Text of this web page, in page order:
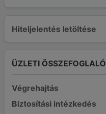
Hiteljelentés letöltése
ÜZLETI ÖSSZEFOGLALÓ
Végrehajtás
Biztosítási intézkedés